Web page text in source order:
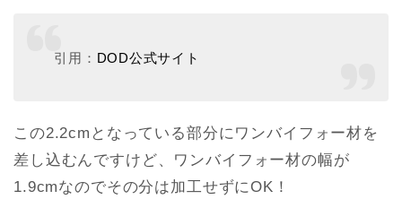
引用： DOD公式サイト
この2.2cmとなっている部分にワンバイフォー材を
差し込むんですけど、ワンバイフォー材の幅が
1.9cmなのでその分は加工せずにOK！